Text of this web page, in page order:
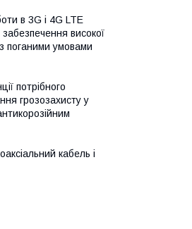
в 3G і 4G LTE
високої
поганими умовами
потрібного
грозозахисту у
кабель і